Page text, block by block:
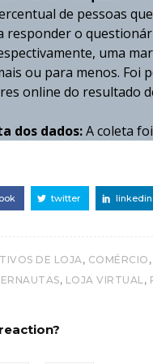
de pessoas
responder o
uma
ou para menos. Foi
online do resultado
dos dados:A coleta
twitter linkedin
DE LOJA, COMÉRCIO ,
, LOJA VIRTUAL,